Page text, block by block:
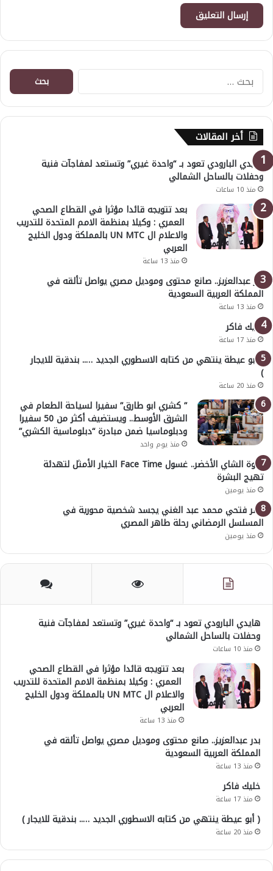
البحث
عن:
أخر المقالات
هايدي البارودي تعود بـ “واحدة غيري” وتستعد لمفاجآت فنية
وحفلات بالساحل الشمالي
منذ 10 ساعات
بعد تتويجه قائدا مؤثرا في القطاع الصحي
العمري : وكيلا بمنظمة الامم المتحدة للتدريب
والاعلام ال UN MTC بالمملكة ودول الخليج
العربي
منذ 13 ساعة
بدر عبدالعزيز.. صانع محتوى وموديل مصري يواصل تألقه في
المملكة العربية السعودية
منذ 13 ساعة
خليك فاكر
منذ 17 ساعة
( أبو عيطة ينتهي من كتابه الاسطوري الجديد ….. بندقية للايجار
)
منذ 20 ساعة
” كشري ابو طارق” سفيرا لسياحة الطعام في
الشرق الأوسط.. ويستضيف أكثر من 50 سفيرا
ودبلوماسيا ضمن مبادرة “دبلوماسية الكشري”
منذ يوم واحد
قوة الشاي الأخضر.. غسول Face Time الخيار الأمثل لتهدئة
تهيج البشرة
منذ يومين
عمر فتحي محمد عبد الغني يجسد شخصية محورية في
المسلسل الرمضاني رحلة طاهر المصري
منذ يومين
هايدي البارودي تعود بـ “واحدة غيري” وتستعد لمفاجآت فنية
وحفلات بالساحل الشمالي
منذ 10 ساعات
بعد تتويجه قائدا مؤثرا في القطاع الصحي
العمري : وكيلا بمنظمة الامم المتحدة للتدريب
والاعلام ال UN MTC بالمملكة ودول الخليج
العربي
منذ 13 ساعة
بدر عبدالعزيز.. صانع محتوى وموديل مصري يواصل تألقه في
المملكة العربية السعودية
منذ 13 ساعة
خليك فاكر
منذ 17 ساعة
( أبو عيطة ينتهي من كتابه الاسطوري الجديد ….. بندقية للايجار )
منذ 20 ساعة